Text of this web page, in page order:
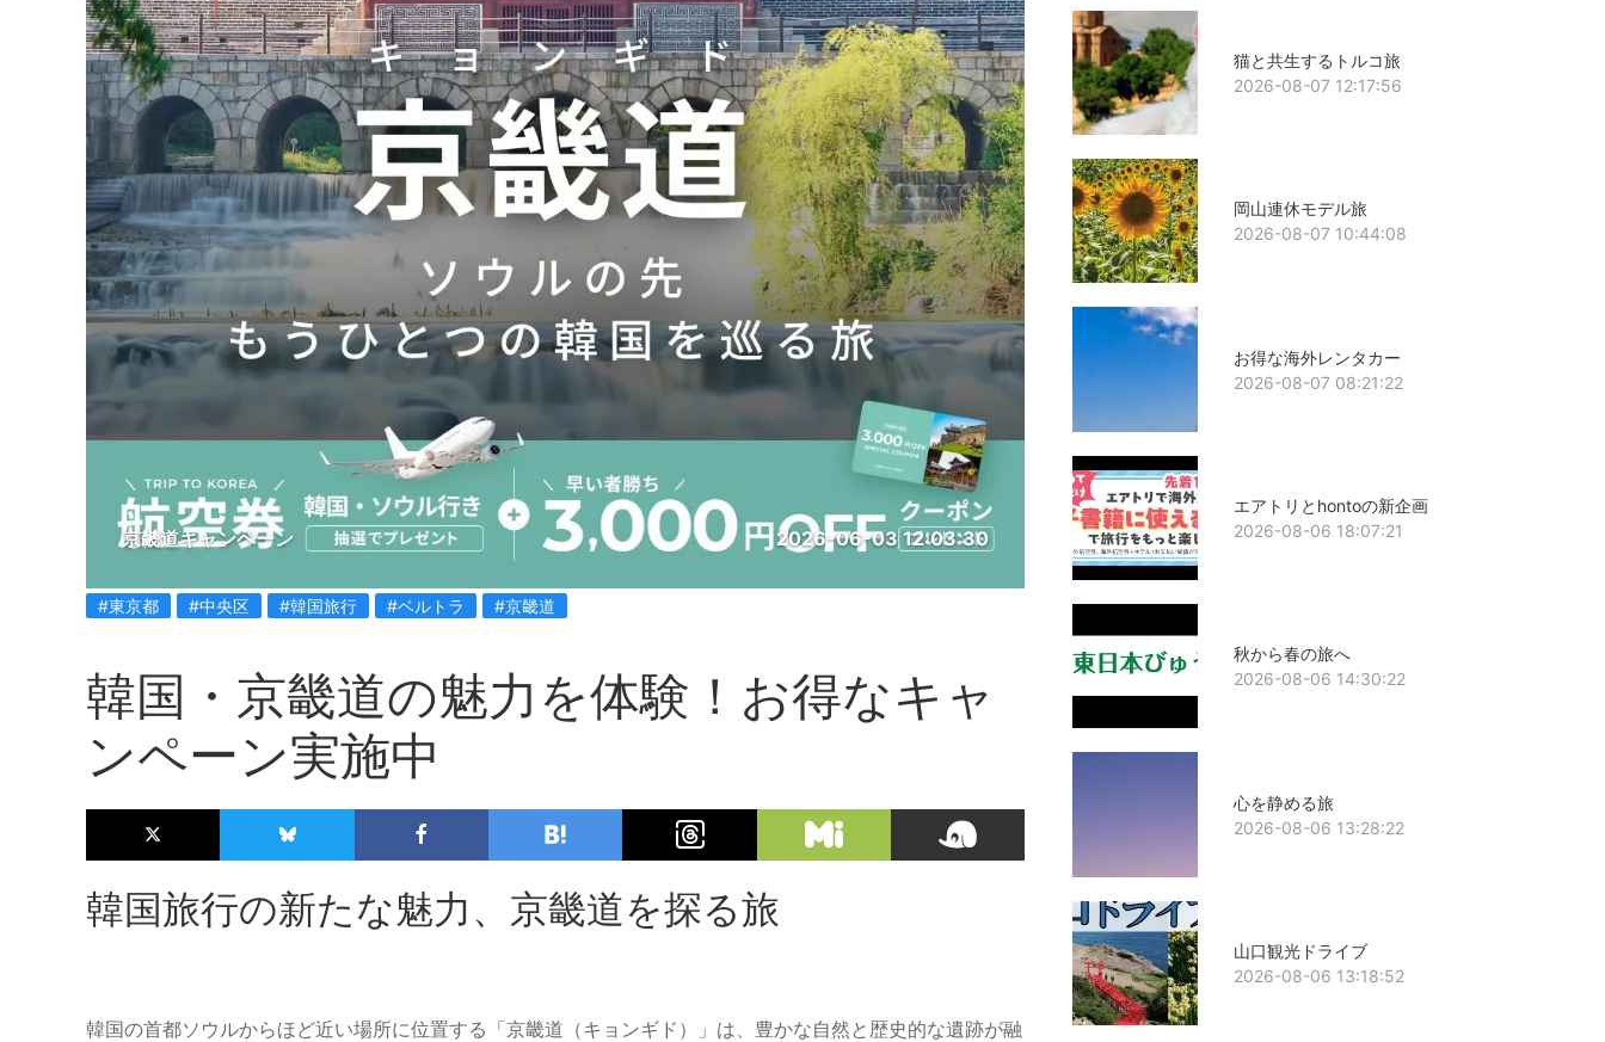
京畿道キャンペーン 2026-06-03 12:03:30
#東京都 #中央区 #韓国旅行 #ベルトラ #京畿道
韓国・京畿道の魅力を体験！お得なキャ
ンペーン実施中
韓国旅行の新たな魅力、京畿道を探る旅
韓国の首都ソウルからほど近い場所に位置する「京畿道（キョンギド）」は、豊かな自然と歴史的な遺跡が融
猫と共生するトルコ旅
2026-08-07 12:17:56
岡山連休モデル旅
2026-08-07 10:44:08
お得な海外レンタカー
2026-08-07 08:21:22
エアトリとhontoの新企画
2026-08-06 18:07:21
秋から春の旅へ
2026-08-06 14:30:22
心を静める旅
2026-08-06 13:28:22
山口観光ドライブ
2026-08-06 13:18:52